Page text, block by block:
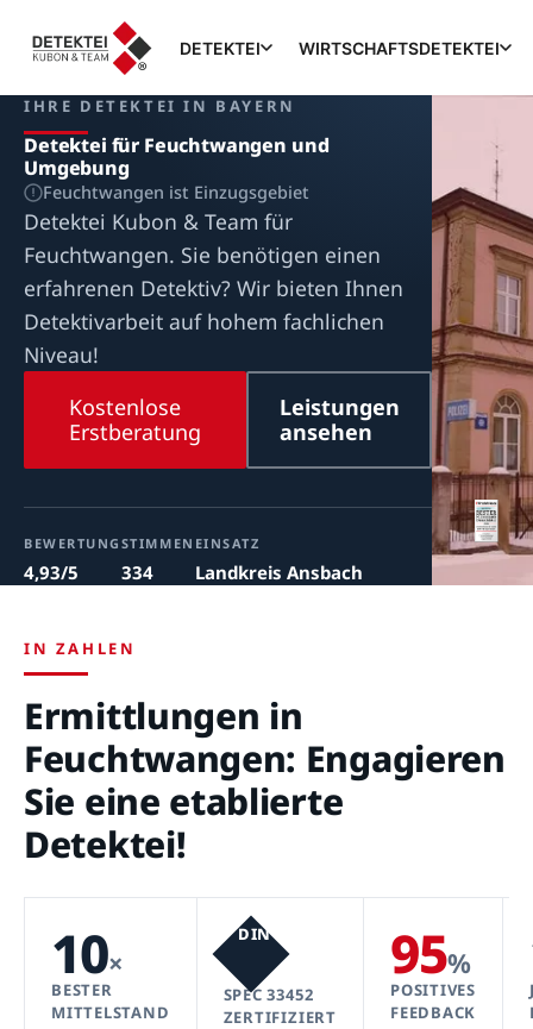
DETEKTEI WIRTSCHAFTSDETEKTEI
IHRE DETEKTEI IN BAYERN
Detektei für Feuchtwangen und
Umgebung
Feuchtwangen ist Einzugsgebiet
Detektei Kubon & Team für
Feuchtwangen. Sie benötigen einen
erfahrenen Detektiv? Wir bieten Ihnen
Detektivarbeit auf hohem fachlichen
Niveau!
Kostenlose
Erstberatung
Leistungen
ansehen
BEWERTUNG
4,93/5
STIMMEN
334
EINSATZ
Landkreis Ansbach
IN ZAHLEN
Ermittlungen in
Feuchtwangen: Engagieren
Sie eine etablierte
Detektei!
10×
BESTER
MITTELSTAND
DIN
SPEC 33452
ZERTIFIZIERT
95%
POSITIVES
FEEDBACK